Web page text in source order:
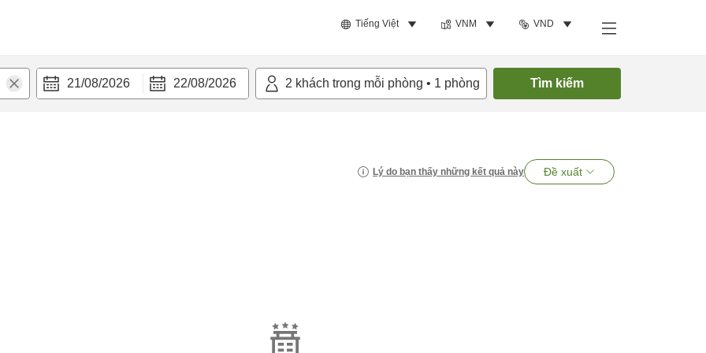
Tiếng Việt VNM VND
21/08/2026 22/08/2026 2 khách trong mỗi phòng • 1 phòng Tìm kiếm
Lý do bạn thấy những kết quả này Đề xuất